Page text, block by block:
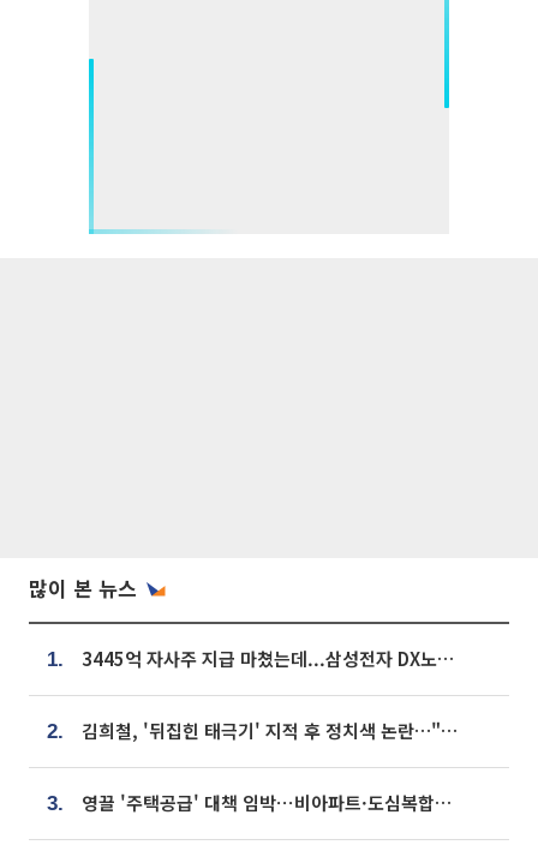
많이 본 뉴스
1. 3445억 자사주 지급 마쳤는데...삼성전자 DX노조, 뒤늦은 '떼쓰기 집회'
2. 김희철, '뒤집힌 태극기' 지적 후 정치색 논란…"좌우 떠나 우리나라 국기"
3. 영끌 '주택공급' 대책 임박⋯비아파트·도심복합까지 총동원